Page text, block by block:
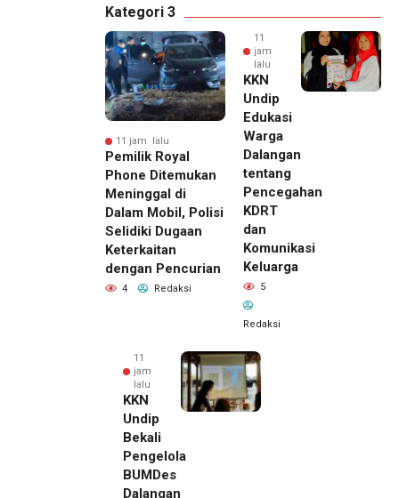
Kategori 3
11 jam lalu
Pemilik Royal
Phone Ditemukan
Meninggal di
Dalam Mobil, Polisi
Selidiki Dugaan
Keterkaitan
dengan Pencurian
4 Redaksi
11
jam
lalu
KKN
Undip
Edukasi
Warga
Dalangan
tentang
Pencegahan
KDRT
dan
Komunikasi
Keluarga
5
Redaksi
11
jam
lalu
KKN
Undip
Bekali
Pengelola
BUMDes
Dalangan